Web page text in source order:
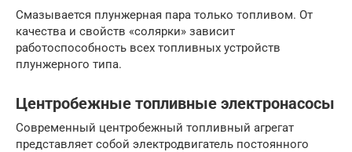
Смазывается плунжерная пара только топливом. От
качества и свойств «солярки» зависит
работоспособность всех топливных устройств
плунжерного типа.
Центробежные топливные электронасосы
Современный центробежный топливный агрегат
представляет собой электродвигатель постоянного